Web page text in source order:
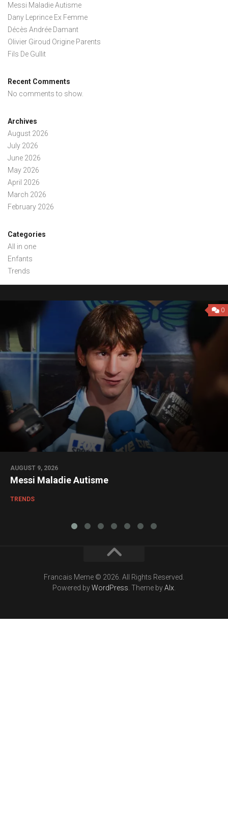
Messi Maladie Autisme
Dany Leprince Ex Femme
Décès Andrée Damant
Olivier Giroud Origine Parents
Fils De Gullit
Recent Comments
No comments to show.
Archives
August 2026
July 2026
June 2026
May 2026
April 2026
March 2026
February 2026
Categories
All in one
Enfants
Trends
0
AUGUST 9, 2026
Messi Maladie Autisme
TRENDS
Francais Meme © 2026. All Rights Reserved.
Powered byWordPress. Theme byAlx.